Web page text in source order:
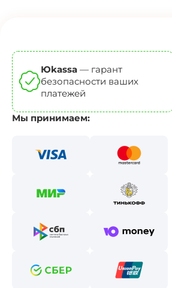
Юkassa — гарант
безопасности ваших
платежей
Мы принимаем: